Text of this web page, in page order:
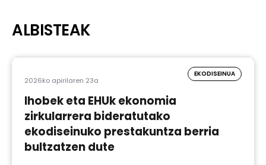
ALBISTEAK
2026ko apirilaren 23a
EKODISEINUA
Ihobek eta EHUk ekonomia
zirkularrera bideratutako
ekodiseinuko prestakuntza berria
bultzatzen dute